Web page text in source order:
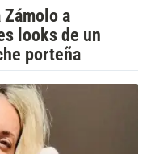
a
looks de un
porteña